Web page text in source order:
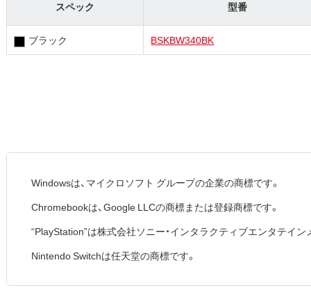
スペック 型番
ブラック BSKBW340BK
Windowsは、マイクロソフト グループの企業の商標です。
Chromebookは、Google LLCの商標または登録商標です。
“PlayStation”は株式会社ソニー・インタラクティブエンタテイ
Nintendo Switchは任天堂の商標です。